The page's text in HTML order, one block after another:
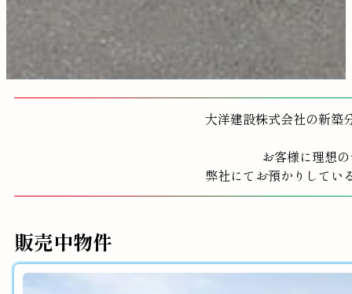
大洋建設株式会社の新築
お客様に理想
弊社にてお預かりしてい
販売中物件